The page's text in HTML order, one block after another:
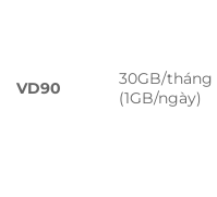
VD90
30GB/tháng
(1GB/ngày)